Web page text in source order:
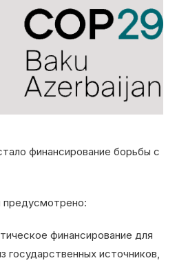
финансирование борьбы с
предусмотрено:
финансирование для
государственных источников,